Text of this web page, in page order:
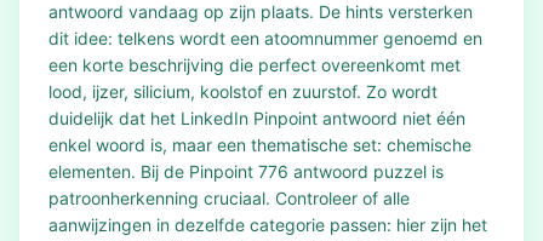
antwoord vandaag op zijn plaats. De hints versterken
dit idee: telkens wordt een atoomnummer genoemd en
een korte beschrijving die perfect overeenkomt met
lood, ijzer, silicium, koolstof en zuurstof. Zo wordt
duidelijk dat het LinkedIn Pinpoint antwoord niet één
enkel woord is, maar een thematische set: chemische
elementen. Bij de Pinpoint 776 antwoord puzzel is
patroonherkenning cruciaal. Controleer of alle
aanwijzingen in dezelfde categorie passen: hier zijn het